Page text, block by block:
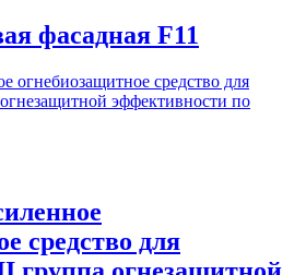
фасадная F11
средство для